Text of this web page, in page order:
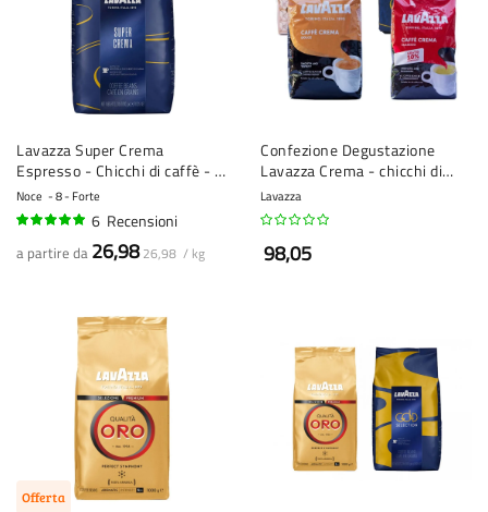
Lavazza Super Crema
Espresso - Chicchi di caffè - 1
kg
Noce 8 - Forte
6 Recensioni
a partire da 26,98 26,98 / kg
Confezione Degustazione
Lavazza Crema - chicchi di
caffè - 4 x 1 kg
Lavazza
98,05
Offerta